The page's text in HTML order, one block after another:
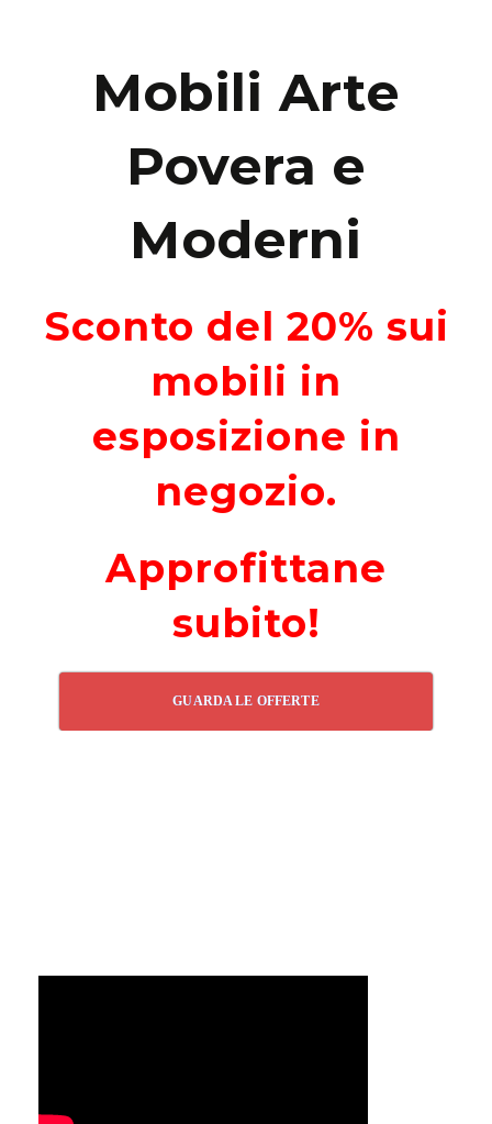
Mobili Arte
Povera e
Moderni
Sconto del 20% sui
mobili in
esposizione in
negozio.
Approfittane
subito!
GUARDA LE OFFERTE